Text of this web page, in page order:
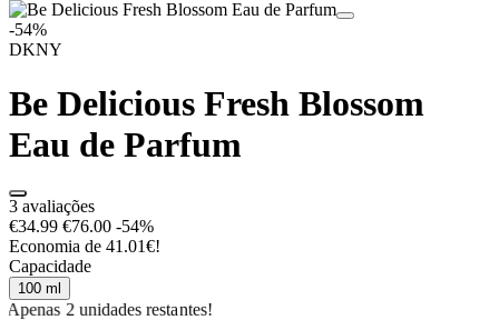
+de 36.000 reviews
-54%
DKNY
Be Delicious Fresh Blossom
Eau de Parfum
3 avaliações
€34.99 €76.00 -54%
Economia de 41.01€!
Capacidade
100 ml
Apenas 2 unidades restantes!